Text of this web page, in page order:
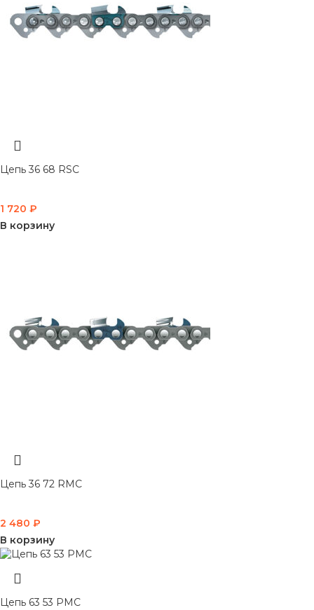
Цепь 36 68 RSC
1 720 ₽
В корзину
Цепь 36 72 RMC
2 480 ₽
В корзину
Цепь 63 53 PMC